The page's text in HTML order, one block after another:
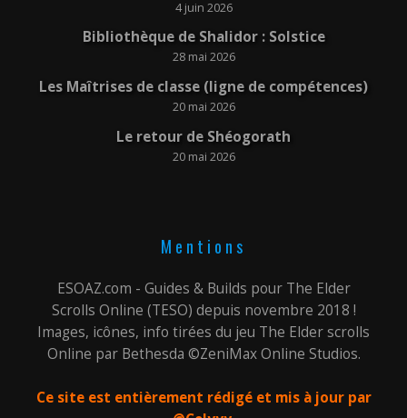
4 juin 2026
Bibliothèque de Shalidor : Solstice
28 mai 2026
Les Maîtrises de classe (ligne de compétences)
20 mai 2026
Le retour de Shéogorath
20 mai 2026
Mentions
ESOAZ.com - Guides & Builds pour The Elder
Scrolls Online (TESO) depuis novembre 2018 !
Images, icônes, info tirées du jeu The Elder scrolls
Online par Bethesda ©ZeniMax Online Studios.
Ce site est entièrement rédigé et mis à jour par